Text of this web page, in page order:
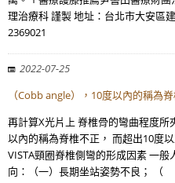
理治療科 謹製 地址：台北市大安區
2369021
2022-07-25
（Cobb angle），10度以內的稱為
再計算X光片上 脊椎骨的彎曲程度
以內的稱為脊椎不正， 而超出10度
VISTA頸圈脊椎側彎的形成因素 一
向：（一）長期坐站姿勢不良； （